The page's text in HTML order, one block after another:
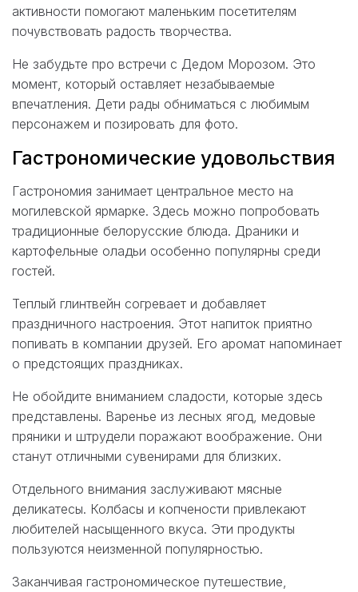
активности помогают маленьким посетителям
почувствовать радость творчества.
Не забудьте про встречи с Дедом Морозом. Это
момент, который оставляет незабываемые
впечатления. Дети рады обниматься с любимым
персонажем и позировать для фото.
Гастрономические удовольствия
Гастрономия занимает центральное место на
могилевской ярмарке. Здесь можно попробовать
традиционные белорусские блюда. Драники и
картофельные оладьи особенно популярны среди
гостей.
Теплый глинтвейн согревает и добавляет
праздничного настроения. Этот напиток приятно
попивать в компании друзей. Его аромат напоминает
о предстоящих праздниках.
Не обойдите вниманием сладости, которые здесь
представлены. Варенье из лесных ягод, медовые
пряники и штрудели поражают воображение. Они
станут отличными сувенирами для близких.
Отдельного внимания заслуживают мясные
деликатесы. Колбасы и копчености привлекают
любителей насыщенного вкуса. Эти продукты
пользуются неизменной популярностью.
Заканчивая гастрономическое путешествие,